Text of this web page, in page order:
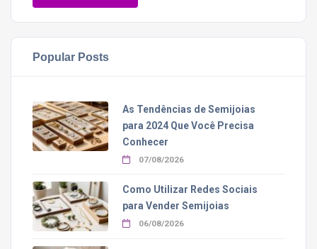
Popular Posts
As Tendências de Semijoias
para 2024 Que Você Precisa
Conhecer
07/08/2026
Como Utilizar Redes Sociais
para Vender Semijoias
06/08/2026